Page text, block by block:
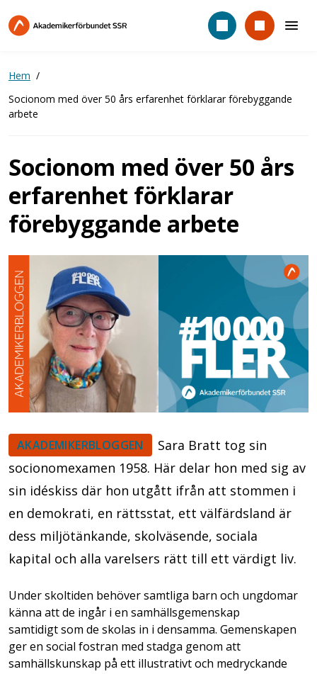
till
Hem
Socionom med över 50 års erfarenhet förklarar förebyggande
arbete
Socionom med över 50 års
erfarenhet förklarar
förebyggande arbete
AKADEMIKERBLOGGEN
Sara Bratt tog sin
socionomexamen 1958. Här delar hon med sig av
sin idéskiss där hon utgått ifrån att stommen i
en demokrati, en rättsstat, ett välfärdsland är
dess miljötänkande, skolväsende, sociala
kapital och alla varelsers rätt till ett värdigt liv.
Under skoltiden behöver samtliga barn och ungdomar
känna att de ingår i en samhällsgemenskap
samtidigt som de skolas in i densamma. Gemenskapen
ger en social fostran med stadga genom att
samhällskunskap på ett illustrativt och medryckande